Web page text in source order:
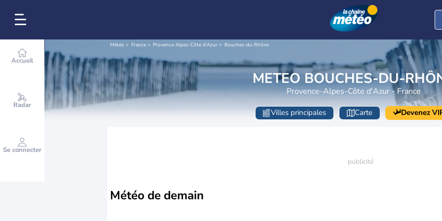
Accueil
Radar
Se connecter
Météo France Provence-Alpes-Côte d'Azur Bouches-du-Rhône
METEO BOUCHES-DU-
Provence-Alpes-Côte d'Azur - France
Villes principales Carte Devenez
Météo de demain